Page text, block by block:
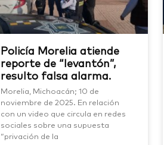
Policía Morelia atiende
reporte de “levantón”,
resulto falsa alarma.
Morelia, Michoacán; 10 de
noviembre de 2025. En relación
con un video que circula en redes
sociales sobre una supuesta
“privación de la